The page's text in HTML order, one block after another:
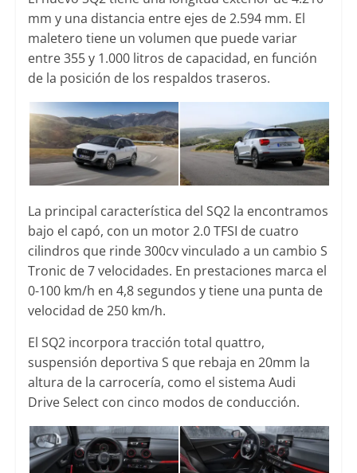
mm y una distancia entre ejes de 2.594 mm. El
maletero tiene un volumen que puede variar
entre 355 y 1.000 litros de capacidad, en función
de la posición de los respaldos traseros.
La principal característica del SQ2 la encontramos
bajo el capó, con un motor 2.0 TFSI de cuatro
cilindros que rinde 300cv vinculado a un cambio S
Tronic de 7 velocidades. En prestaciones marca el
0-100 km/h en 4,8 segundos y tiene una punta de
velocidad de 250 km/h.
El SQ2 incorpora tracción total quattro,
suspensión deportiva S que rebaja en 20mm la
altura de la carrocería, como el sistema Audi
Drive Select con cinco modos de conducción.